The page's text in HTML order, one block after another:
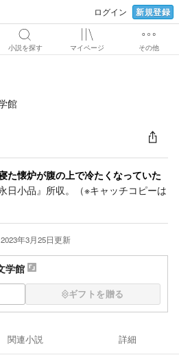
ログイン 新規登録
小説を探す マイページ その他
館
た懐炉が腹の上で冷たくなっていた
日小品』所収。（※キャッチコピーは
2023年3月25日更新
学館
ギフトを贈る
関連小説 詳細